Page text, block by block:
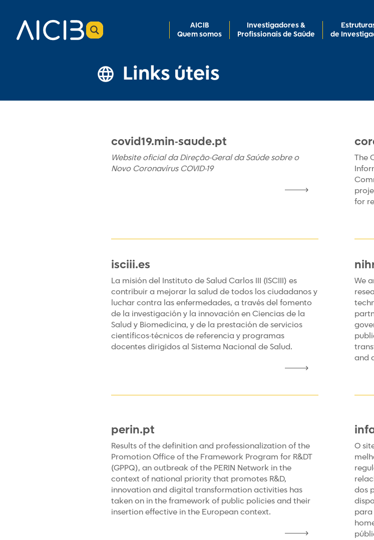
AICIB
Quem somos
Investigadores &
Profissionais de Saúde
de
Links úteis
covid19.min-saude.pt
Website oficial da Direção-Geral da Saúde sobre o
Novo Coronavírus COVID-19
The
for
isciii.es
La misión del Instituto de Salud Carlos III (ISCIII) es
contribuir a mejorar la salud de todos los ciudadanos y
luchar contra las enfermedades, a través del fomento
de la investigación y la innovación en Ciencias de la
Salud y Biomedicina, y de la prestación de servicios
científicos-técnicos de referencia y programas
docentes dirigidos al Sistema Nacional de Salud.
We
and
perin.pt
Results of the definition and professionalization of the
Promotion Office of the Framework Program for R&DT
(GPPQ), an outbreak of the PERIN Network in the
context of national priority that promotes R&D,
innovation and digital transformation activities has
taken on in the framework of public policies and their
insertion effective in the European context.
O
dos